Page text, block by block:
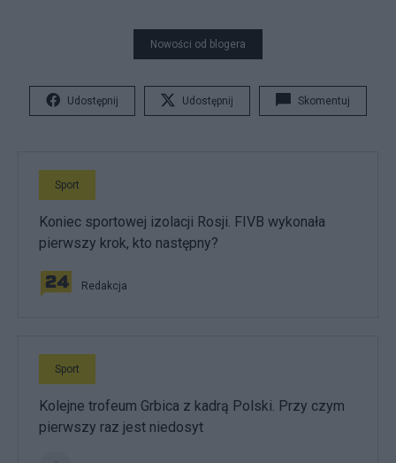
Nowości od blogera
Udostępnij Udostępnij Skomentuj
Sport
Koniec sportowej izolacji Rosji. FIVB wykonała
pierwszy krok, kto następny?
Redakcja
Sport
Kolejne trofeum Grbica z kadrą Polski. Przy czym
pierwszy raz jest niedosyt